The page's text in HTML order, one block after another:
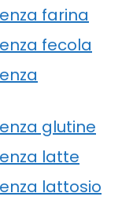
farina
fecola
glutine
latte
lattosio